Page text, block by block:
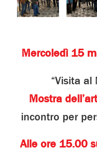
Mercoledì 15
“Visita al
Mostra
incontro per
Alle ore 15.00